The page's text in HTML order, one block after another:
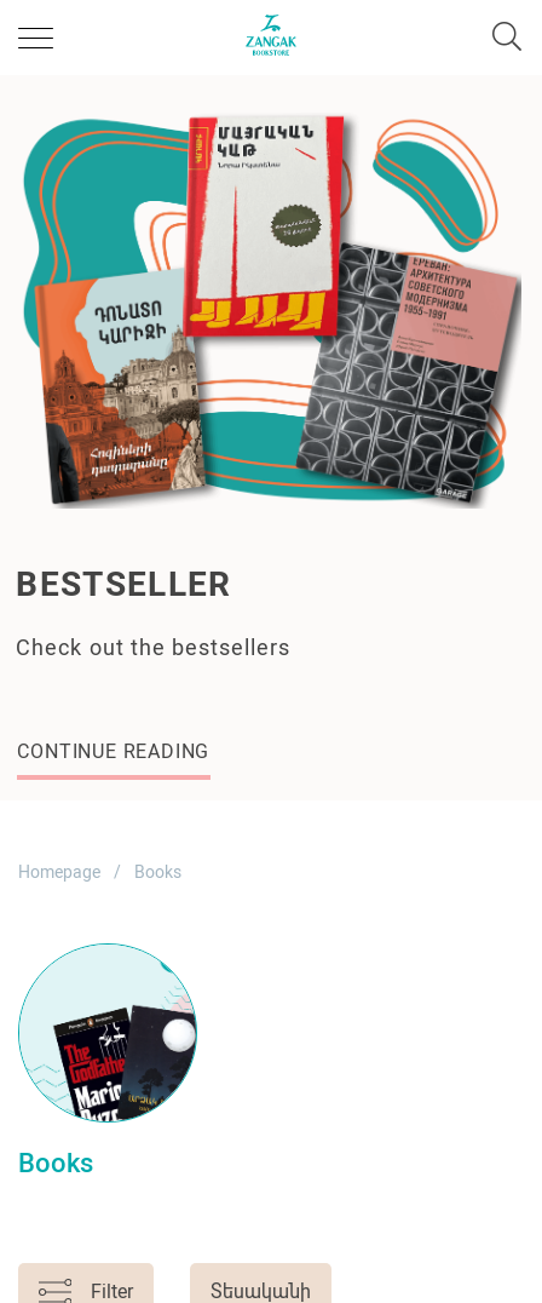
BESTSELLER
Check out the bestsellers
CONTINUE READING
Homepage Books
Books
Filter Տեսականի